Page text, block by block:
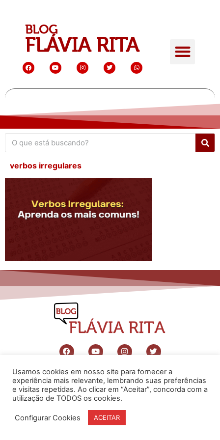
verbos irregulares
www.flaviarita.com
Flávia Rita Cursos Online2025
© Todos os direitos reservados
Usamos cookies em nosso site para fornecer a
experiência mais relevante, lembrando suas preferências
e visitas repetidas. Ao clicar em “Aceitar”, concorda com a
utilização de TODOS os cookies.
Configurar Cookies ACEITAR